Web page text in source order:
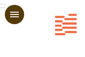
跳到主要內容區塊
:::